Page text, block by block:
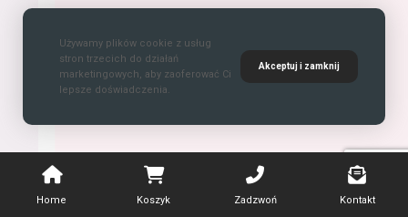
Home Koszyk Zadzwoń Kontakt
Używamy plików cookie z usług
stron trzecich do działań
marketingowych, aby zaoferować Ci
lepsze doświadczenia.
Akceptuj i zamknij